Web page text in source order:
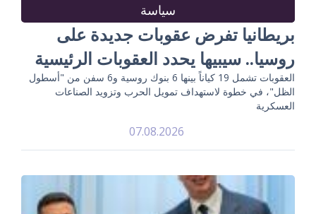
سياسة
بريطانيا تفرض عقوبات جديدة على
روسيا.. سيبيها يحدد العقوبات الرئيسية
العقوبات تشمل 19 كياناً بينها 6 بنوك روسية و6 سفن من "أسطول
الظل"، في خطوة لاستهداف تمويل الحرب وتزويد الصناعات
العسكرية
07.08.2026